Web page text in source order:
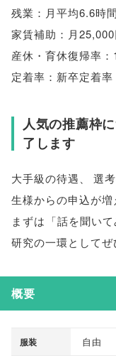
残業：月平均6.6時間
家賃補助：月
産休・育休復帰率：
定着率：新卒定着
人気の推薦枠
了します
大手級の待遇、 選
生様からの申込が増
まずは 「話を聞いて
研究の一環として
概要
服装 自由